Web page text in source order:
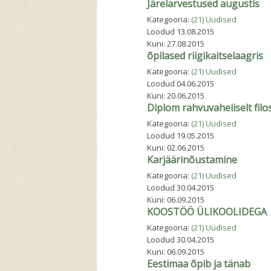
Järelarvestused augustis
Kategooria: (21) Uudised
Loodud 13.08.2015
Kuni:27.08.2015
õpilased riigikaitselaagris
Kategooria: (21) Uudised
Loodud 04.06.2015
Kuni:20.06.2015
Diplom rahvuvaheliselt
Kategooria: (21) Uudised
Loodud 19.05.2015
Kuni: 02.06.2015
Karjäärinõustamine
Kategooria: (21) Uudised
Loodud 30.04.2015
Kuni: 06.09.2015
KOOSTÖÖ ÜLIKOOLIDEGA
Kategooria: (21) Uudised
Loodud 30.04.2015
Kuni: 06.09.2015
Eestimaa õpib ja tänab